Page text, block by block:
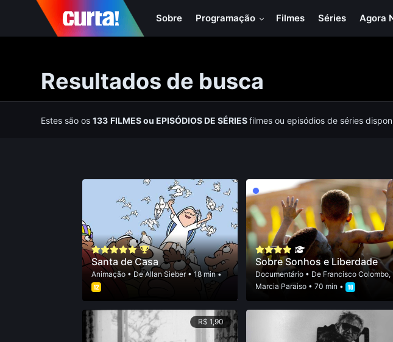
Sobre Programação Filmes Séries Agora
Resultados de busca
Estes são os133 FILMESou EPISÓDIOS DE SÉRIESfilmes ou episódios de séries
Santa de Casa
Animação• DeAllan Sieber• 18 min •
Sobre Sonhos e Liberdade
Documentário• De Francisco Colombo,
Marcia Paraiso• 70 min •
R$ 1,90